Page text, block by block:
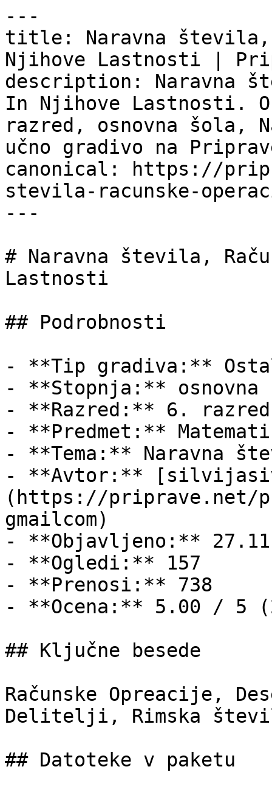
---
title: Naravna števila,
Njihove Lastnosti |
description: Naravna
In Njihove Lastnosti.
razred, osnovna šola,
učno gradivo na
canonical: https://
stevila-racunske-
---
# Naravna števila,
Lastnosti
## Podrobnosti
- **Tip gradiva:**
- **Stopnja:** osnovna
- **Razred:** 6. razred
- **Predmet:**
- **Tema:** Naravna
- **Avtor:**
(https://
gmailcom)
- **Objavljeno:**
- **Ogledi:** 157
- **Prenosi:** 738
- **Ocena:** 5.00 / 5
## Ključne besede
Računske Opreacije,
Delitelji, Rimska
## Datoteke v paketu